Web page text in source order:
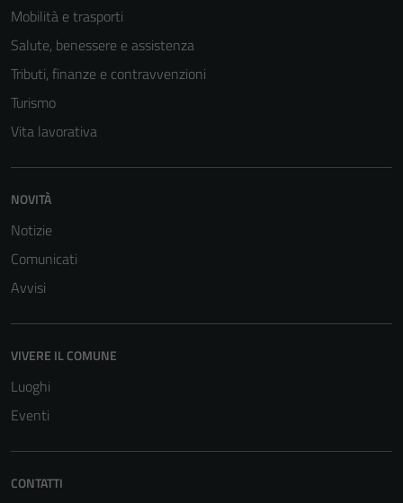
Mobilità e trasporti
Salute, benessere e assistenza
Tributi, finanze e contravvenzioni
Turismo
Vita lavorativa
NOVITÀ
Notizie
Comunicati
Avvisi
VIVERE IL COMUNE
Luoghi
Eventi
CONTATTI